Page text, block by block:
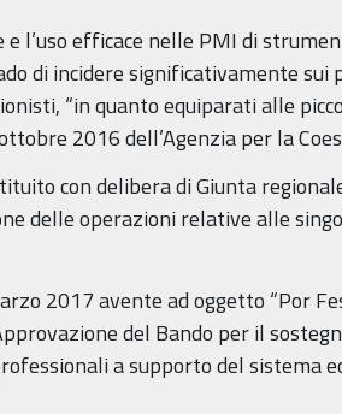
l’uso efficace nelle PMI di
di incidere significativamente sui
“in quanto equiparati alle
2016 dell’Agenzia per la
con delibera di Giunta
delle operazioni relative alle
2017 avente ad oggetto “Por
del Bando per il
a supporto del sistema